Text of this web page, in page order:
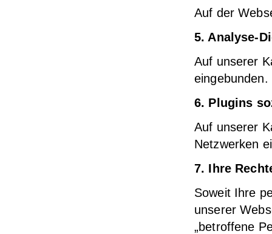
Auf der
5. Analyse-
Auf unserer
eingebunden.
6. Plugins
Auf unserer
Netzwerken
7. Ihre
Soweit Ihre
unserer
„betroffene